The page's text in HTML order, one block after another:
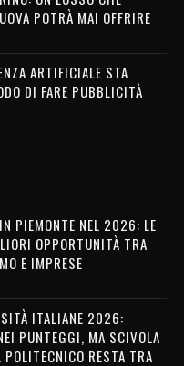
POTRÀ MAI OFFRIRE
ARTIFICIALE STA
DI FARE PUBBLICITÀ
PIEMONTE NEL 2026: LE
OPPORTUNITÀ TRA
E IMPRESE
ITALIANE 2026:
PUNTEGGI, MA SCIVOLA
RESTA TRA